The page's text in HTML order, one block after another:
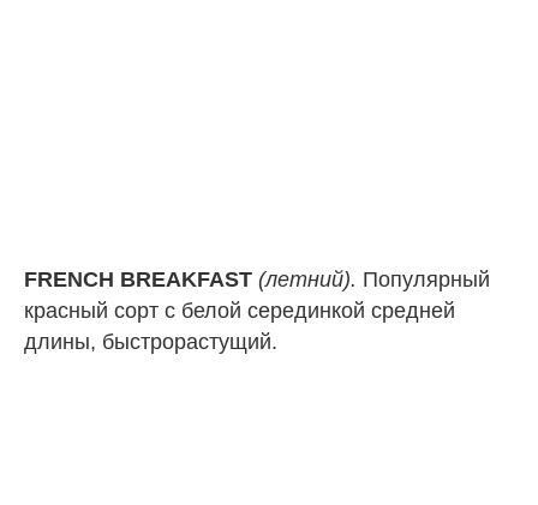
FRENCH BREAKFAST (летний). Популярный
красный сорт с белой серединкой средней
длины, быстрорастущий.